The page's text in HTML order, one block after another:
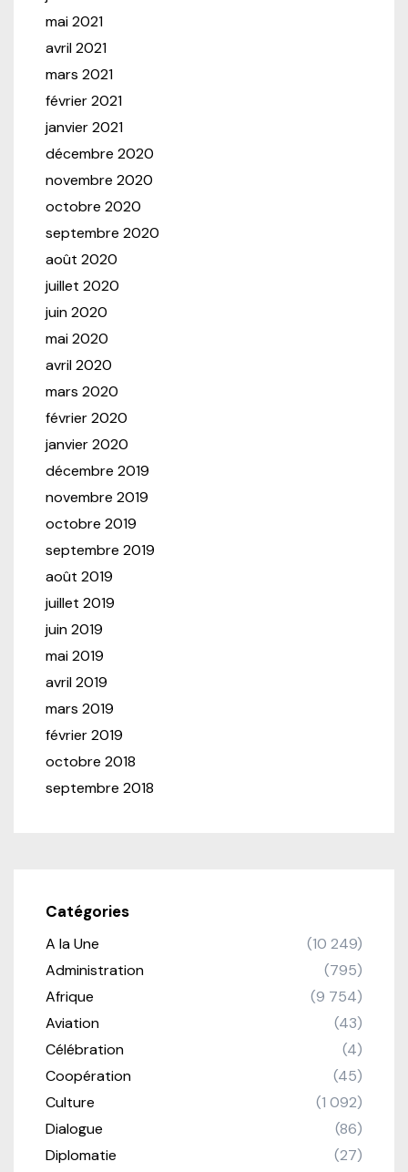
mai 2021
avril 2021
mars 2021
février 2021
janvier 2021
décembre 2020
novembre 2020
octobre 2020
septembre 2020
août 2020
juillet 2020
juin 2020
mai 2020
avril 2020
mars 2020
février 2020
janvier 2020
décembre 2019
novembre 2019
octobre 2019
septembre 2019
août 2019
juillet 2019
juin 2019
mai 2019
avril 2019
mars 2019
février 2019
octobre 2018
septembre 2018
Catégories
A la Une
(10 249)
Administration
(795)
Afrique
(9 754)
Aviation
(43)
Célébration
(4)
Coopération
(45)
Culture
(1 092)
Dialogue
(86)
Diplomatie
(27)